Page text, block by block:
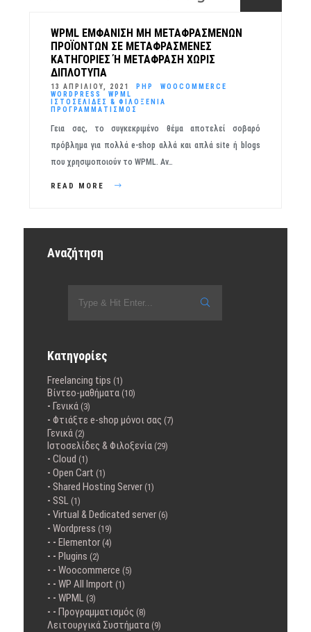
WPML ΕΜΦΆΝΙΣΗ ΜΗ ΜΕΤΑΦΡΑΣΜΈΝΩΝ
ΠΡΟΪΌΝΤΩΝ ΣΕ ΜΕΤΑΦΡΑΣΜΈΝΕΣ
ΚΑΤΗΓΟΡΊΕΣ Ή ΜΕΤΆΦΡΑΣΗ ΧΩΡΊΣ Δ
ΙΠΛΌΤΥΠΑ
13 ΑΠΡΙΛΊΟΥ, 2021 PHP
WOOCOMMERCE
WORDPRESS
WPML
ΙΣΤΟΣΕΛΊΔΕΣ & ΦΙΛΟΞΕΝΊΑ
ΠΡΟΓΡΑΜΜΑΤΙΣΜΌΣ
Γεια σας, το συγκεκριμένο θέμα αποτελεί σοβαρό
πρόβλημα για πολλά e-shop αλλά και απλά site ή blogs
που χρησιμοποιούν το WPML. Αν…
READ MORE
Αναζήτηση
Κατηγορίες
Freelancing tips (1)
Βίντεο-μαθήματα (10)
Γενικά (3)
Φτιάξτε e-shop μόνοι σας (7)
Γενικά (2)
Ιστοσελίδες & Φιλοξενία (29)
Cloud (1)
Open Cart (1)
Shared Hosting Server (1)
SSL (1)
Virtual & Dedicated server (6)
Wordpress (19)
Elementor (4)
Plugins (2)
Woocommerce (5)
WP All Import (1)
WPML (3)
Προγραμματισμός (8)
Λειτουργικά Συστήματα (9)